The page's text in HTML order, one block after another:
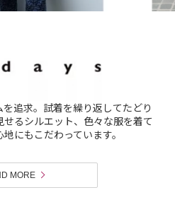
追求。試着を繰り返してたどり
るシルエット、色々な服を着て
にもこだわっています。
MORE